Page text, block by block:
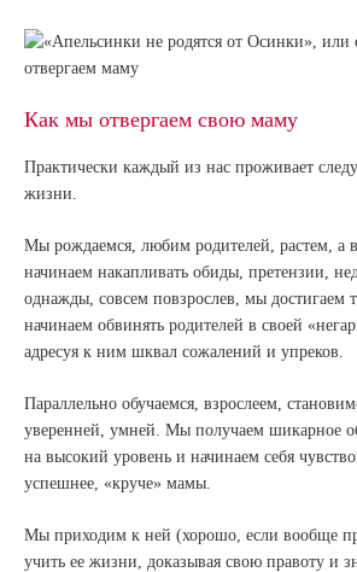
Как мы отвергаем свою маму
Практически каждый из нас проживает
жизни.
Мы рождаемся, любим родителей, растем, а
начинаем накапливать обиды, претензии,
однажды, совсем повзрослев, мы достигаем
начинаем обвинять родителей в своей
адресуя к ним шквал сожалений и упреков.
Параллельно обучаемся, взрослеем,
уверенней, умней. Мы получаем шикарное
на высокий уровень и начинаем себя
успешнее, «круче» мамы.
Мы приходим к ней (хорошо, если вообще
учить ее жизни, доказывая свою правоту и